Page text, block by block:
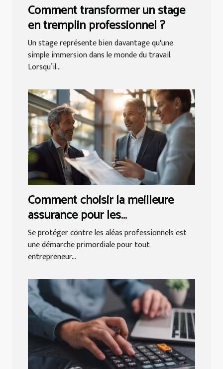
Comment transformer un stage
en tremplin professionnel ?
Un stage représente bien davantage qu'une
simple immersion dans le monde du travail.
Lorsqu’il...
Comment choisir la meilleure
assurance pour les
professionnels
Se protéger contre les aléas professionnels est
une démarche primordiale pour tout
entrepreneur...